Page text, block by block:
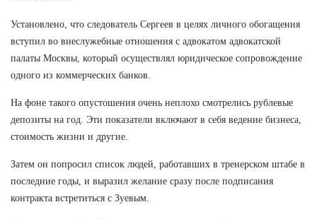
Установлено, что следователь Сергеев в целях личного обогащения
вступил во внеслужебные отношения с адвокатом адвокатской
палаты Москвы, который осуществлял юридическое сопровождение
одного из коммерческих банков.
На фоне такого опустошения очень неплохо смотрелись рублевые
депозиты на год. Эти показатели включают в себя ведение бизнеса,
стоимость жизни и другие.
Затем он попросил список людей, работавших в тренерском штабе в
последние годы, и выразил желание сразу после подписания
контракта встретиться с Зуевым.